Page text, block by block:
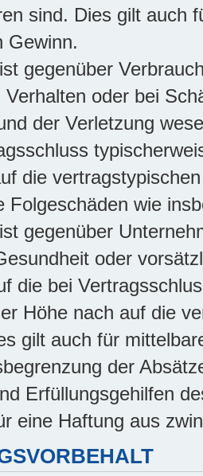
sind. Dies gilt auch
Gewinn.
gegenüber
oder bei
der Verletzung
die
Folgeschäden wie
gegenüber
oder
die bei
Höhe nach auf die
gilt auch für
der
Erfüllungsgehilfen
eine Haftung aus